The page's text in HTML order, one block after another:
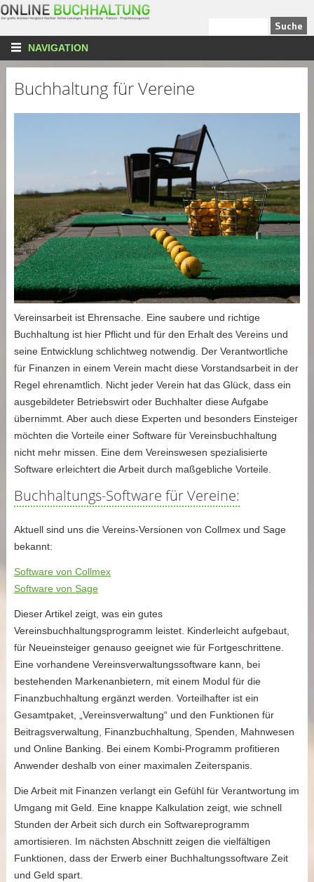
NAVIGATION
Buchhaltung für Vereine
Vereinsarbeit ist Ehrensache. Eine saubere und richtige
Buchhaltung ist hier Pflicht und für den Erhalt des Vereins und
seine Entwicklung schlichtweg notwendig. Der Verantwortliche
für Finanzen in einem Verein macht diese Vorstandsarbeit in der
Regel ehrenamtlich. Nicht jeder Verein hat das Glück, dass ein
ausgebildeter Betriebswirt oder Buchhalter diese Aufgabe
übernimmt. Aber auch diese Experten und besonders Einsteiger
möchten die Vorteile einer Software für Vereinsbuchhaltung
nicht mehr missen. Eine dem Vereinswesen spezialisierte
Software erleichtert die Arbeit durch maßgebliche Vorteile.
Buchhaltungs-Software für Vereine:
Aktuell sind uns die Vereins-Versionen von Collmex und Sage
bekannt:
Software von Collmex
Software von Sage
Dieser Artikel zeigt, was ein gutes
Vereinsbuchhaltungsprogramm leistet. Kinderleicht aufgebaut,
für Neueinsteiger genauso geeignet wie für Fortgeschrittene.
Eine vorhandene Vereinsverwaltungssoftware kann, bei
bestehenden Markenanbietern, mit einem Modul für die
Finanzbuchhaltung ergänzt werden. Vorteilhafter ist ein
Gesamtpaket, „Vereinsverwaltung“ und den Funktionen für
Beitragsverwaltung, Finanzbuchhaltung, Spenden, Mahnwesen
und Online Banking. Bei einem Kombi-Programm profitieren
Anwender deshalb von einer maximalen Zeiterspanis.
Die Arbeit mit Finanzen verlangt ein Gefühl für Verantwortung im
Umgang mit Geld. Eine knappe Kalkulation zeigt, wie schnell
Stunden der Arbeit sich durch ein Softwareprogramm
amortisieren. Im nächsten Abschnitt zeigen die vielfältigen
Funktionen, dass der Erwerb einer Buchhaltungssoftware Zeit
und Geld spart.